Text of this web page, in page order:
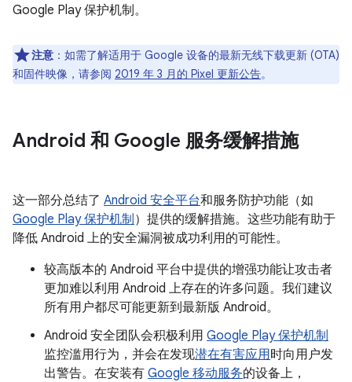
Google Play 保护机制。
注意 ：如需了解适用于 Google 设备的最新无线下载更新 (OTA)
和固件映像，请参阅 2019 年 3 月的 Pixel 更新公告。
Android 和 Google 服务缓解措施
这一部分总结了 Android 安全平台和服务防护功能（如
Google Play 保护机制 ）提供的缓解措施。这些功能有助于
降低 Android 上的安全漏洞被成功利用的可能性。
较高版本的 Android 平台中提供的增强功能让攻击者
更加难以利用 Android 上存在的许多问题。我们建议
所有用户都尽可能更新到最新版 Android。
Android 安全团队会积极利用 Google Play 保护机制
监控滥用行为，并会在发现潜在有害应用时向用户发
出警告。在安装有 Google 移动服务的设备上，